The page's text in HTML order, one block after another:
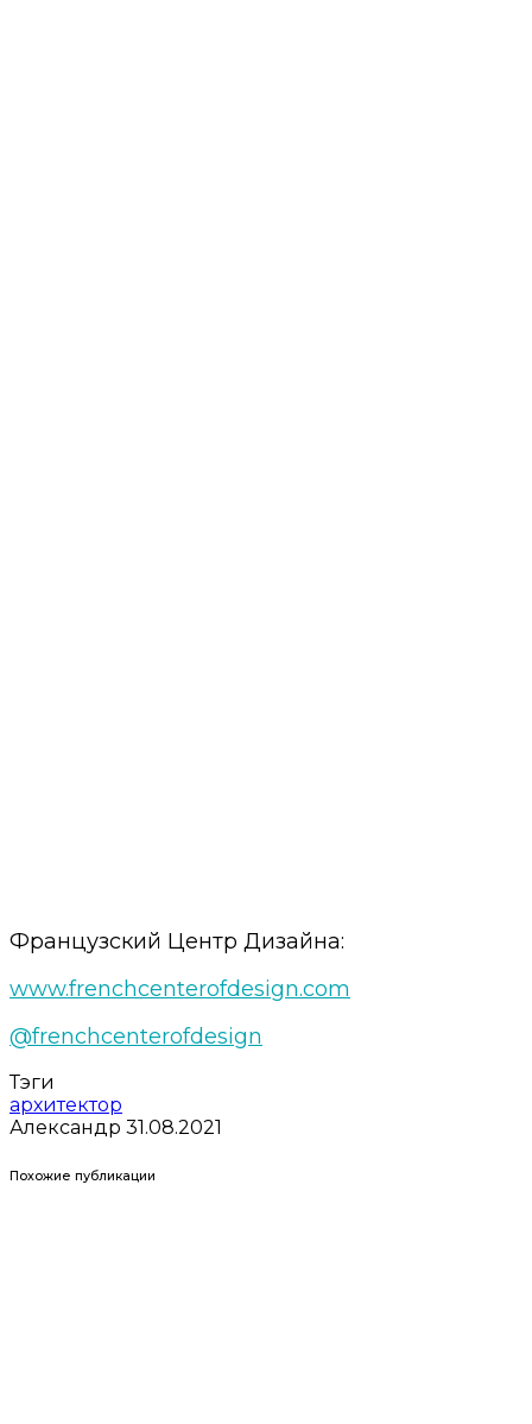
Французский Центр Дизайна:
www.frenchcenterofdesign.com
@frenchcenterofdesign
Тэги
архитектор
Александр 31.08.2021
Похожие публикации